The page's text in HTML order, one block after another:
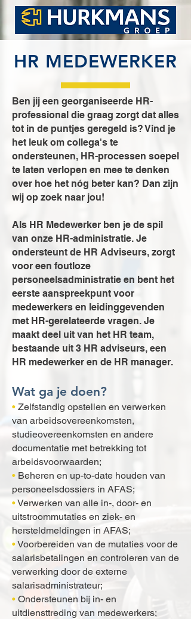
HR MEDEWERKER
Ben jij een georganiseerde HR-
professional die graag zorgt dat alles
tot in de puntjes geregeld is? Vind je
het leuk om collega's te
ondersteunen, HR-processen soepel
te laten verlopen en mee te denken
over hoe het nóg beter kan? Dan zijn
wij op zoek naar jou!
Als HR Medewerker ben je de spil
van onze HR-administratie. Je
ondersteunt de HR Adviseurs, zorgt
voor een foutloze
personeelsadministratie en bent het
eerste aanspreekpunt voor
medewerkers en leidinggevenden
met HR-gerelateerde vragen. Je
maakt deel uit van het HR team,
bestaande uit 3 HR adviseurs, een
HR medewerker en de HR manager.
Wat ga je doen?
• Zelfstandig opstellen en verwerken
van arbeidsovereenkomsten,
studieovereenkomsten en andere
documentatie met betrekking tot
arbeidsvoorwaarden;
• Beheren en up-to-date houden van
personeelsdossiers in AFAS;
•Verwerken van alle in-, door- en
uitstroommutaties en ziek- en
hersteldmeldingen in AFAS;
•Voorbereiden van de mutaties voor de
salarisbetalingen en controleren van de
verwerking door de externe
salarisadministrateur;
• Ondersteunen bij in- en
uitdiensttreding van medewerkers;